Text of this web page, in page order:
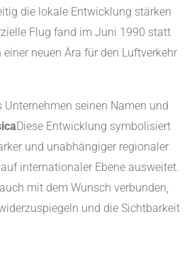
die lokale Entwicklung stärken
Flug fand im Juni 1990 statt
neuen Ära für den Luftverkehr
seinen Namen und
Diese Entwicklung symbolisiert
und unabhängiger regionaler
internationaler Ebene ausweitet.
mit dem Wunsch verbunden,
und die Sichtbarkeit